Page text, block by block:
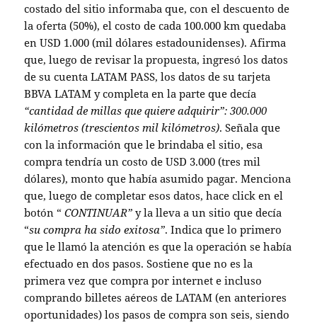
costado del sitio informaba que, con el descuento de
la oferta (50%), el costo de cada 100.000 km quedaba
en USD 1.000 (mil dólares estadounidenses). Afirma
que, luego de revisar la propuesta, ingresó los datos
de su cuenta LATAM PASS, los datos de su tarjeta
BBVA LATAM y completa en la parte que decía
“cantidad de millas que quiere adquirir”: 300.000
kilómetros (trescientos mil kilómetros). Señala que
con la información que le brindaba el sitio, esa
compra tendría un costo de USD 3.000 (tres mil
dólares), monto que había asumido pagar. Menciona
que, luego de completar esos datos, hace click en el
botón “CONTINUAR” y la lleva a un sitio que decía
“su compra ha sido exitosa”. Indica que lo primero
que le llamó la atención es que la operación se había
efectuado en dos pasos. Sostiene que no es la
primera vez que compra por internet e incluso
comprando billetes aéreos de LATAM (en anteriores
oportunidades) los pasos de compra son seis, siendo